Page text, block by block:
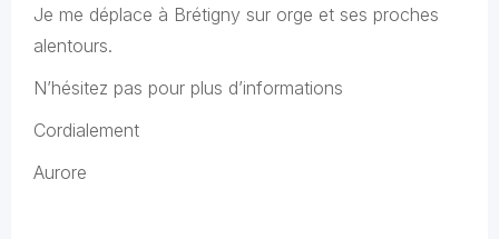
Je me déplace à Brétigny sur orge et ses proches
alentours.
N’hésitez pas pour plus d’informations
Cordialement
Aurore